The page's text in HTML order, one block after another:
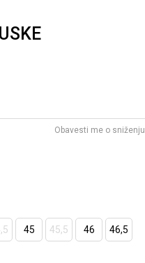
Obavesti me o sniženju
45 45,5 46 46,5